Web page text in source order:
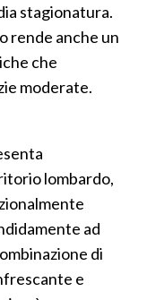
stagionatura.
rende anche un
che
moderate.
lombardo,
ad
di
e